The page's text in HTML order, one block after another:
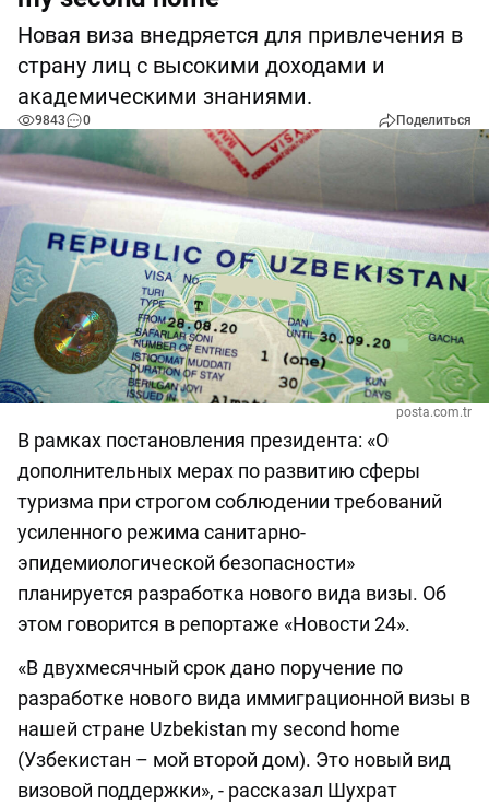
Новая виза внедряется для привлечения в
страну лиц с высокими доходами и
академическими знаниями.
9843 0 Поделиться
posta.com.tr
В рамках постановления президента: «О
дополнительных мерах по развитию сферы
туризма при строгом соблюдении требований
усиленного режима санитарно-
эпидемиологической безопасности»
планируется разработка нового вида визы. Об
этом говорится в репортаже «Новости 24».
«В двухмесячный срок дано поручение по
разработке нового вида иммиграционной визы в
нашей стране Uzbekistan my second home
(Узбекистан – мой второй дом). Это новый вид
визовой поддержки», - рассказал Шухрат